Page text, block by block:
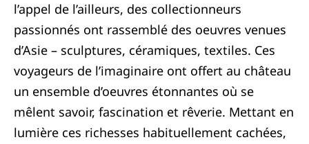
l’appel de l’ailleurs, des collectionneurs
passionnés ont rassemblé des oeuvres venues
d’Asie – sculptures, céramiques, textiles. Ces
voyageurs de l’imaginaire ont offert au château
un ensemble d’oeuvres étonnantes où se
mêlent savoir, fascination et rêverie. Mettant en
lumière ces richesses habituellement cachées,